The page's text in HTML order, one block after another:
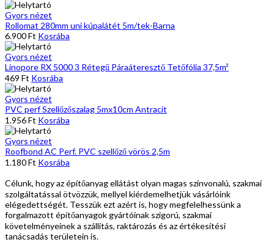
Gyors nézet
Rollomat 280mm uni kúpalátét 5m/tek-Barna
6.900Ft Kosrába
Gyors nézet
Linopore RX 5000 3 Rétegű Páraáteresztő Tetőfólia 37,5m²
469 Ft Kosrába
Gyors nézet
PVC perf Szellőzőszalag 5mx10cm Antracit
1.956Ft Kosrába
Gyors nézet
Roofbond AC Perf. PVC szellőző vörös 2,5m
1.180Ft Kosrába
Célunk, hogy az építőanyag ellátást olyan magas színvonalú, szakmai
szolgáltatással ötvözzük, mellyel kiérdemelhetjük vásárlóink
elégedettségét. Tesszük ezt azért is, hogy megfelelhessünk a
forgalmazott építőanyagok gyártóinak szigorú, szakmai
követelményeinek a szállítás, raktározás és az értékesítési
tanácsadás területein is.